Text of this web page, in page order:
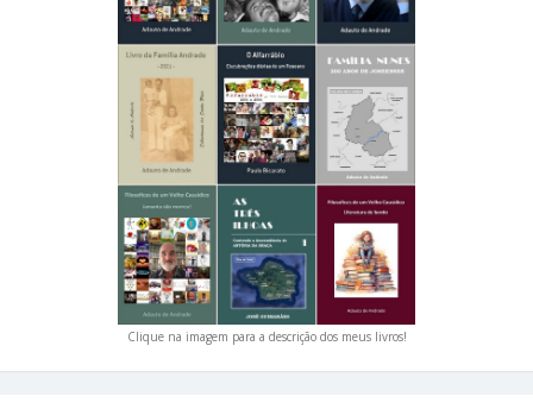
Clique na imagem para a descrição dos meus livros!